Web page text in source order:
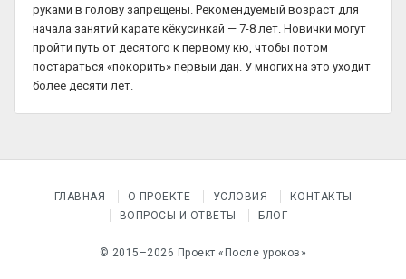
руками в голову запрещены. Рекомендуемый возраст для
начала занятий карате кёкусинкай — 7-8 лет. Новички могут
пройти путь от десятого к первому кю, чтобы потом
постараться «покорить» первый дан. У многих на это уходит
более десяти лет.
ГЛАВНАЯ О ПРОЕКТЕ УСЛОВИЯ
КОНТАКТЫ
ВОПРОСЫ И ОТВЕТЫ
БЛОГ
© 2015–2026 Проект «После уроков»